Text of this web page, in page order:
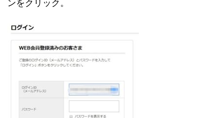
ンをクリック。